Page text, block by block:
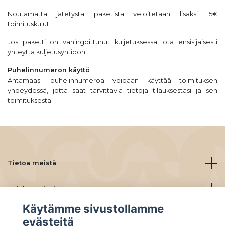
Noutamatta jätetystä paketista veloitetaan lisäksi 15€
toimituskulut.
Jos paketti on vahingoittunut kuljetuksessa, ota ensisijaisesti
yhteyttä kuljetusyhtiöön.
Puhelinnumeron käyttö
Antamaasi puhelinnumeroa voidaan käyttää toimituksen
yhdeydessä, jotta saat tarvittavia tietoja tilauksestasi ja sen
toimituksesta.
Tietoa meistä
Asiakaspalvelu
Lue lisää
Käytämme sivustollamme
evästeitä